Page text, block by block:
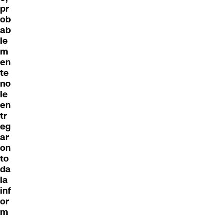
pr
ob
ab
le
m
en
te
no
le
en
tr
eg
ar
on
to
da
la
inf
or
m